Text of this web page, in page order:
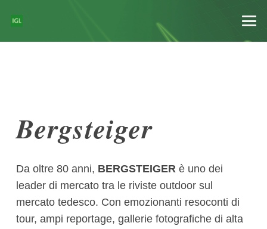
Bergsteiger
Da oltre 80 anni, BERGSTEIGER è uno dei
leader di mercato tra le riviste outdoor sul
mercato tedesco. Con emozionanti resoconti di
tour, ampi reportage, gallerie fotografiche di alta